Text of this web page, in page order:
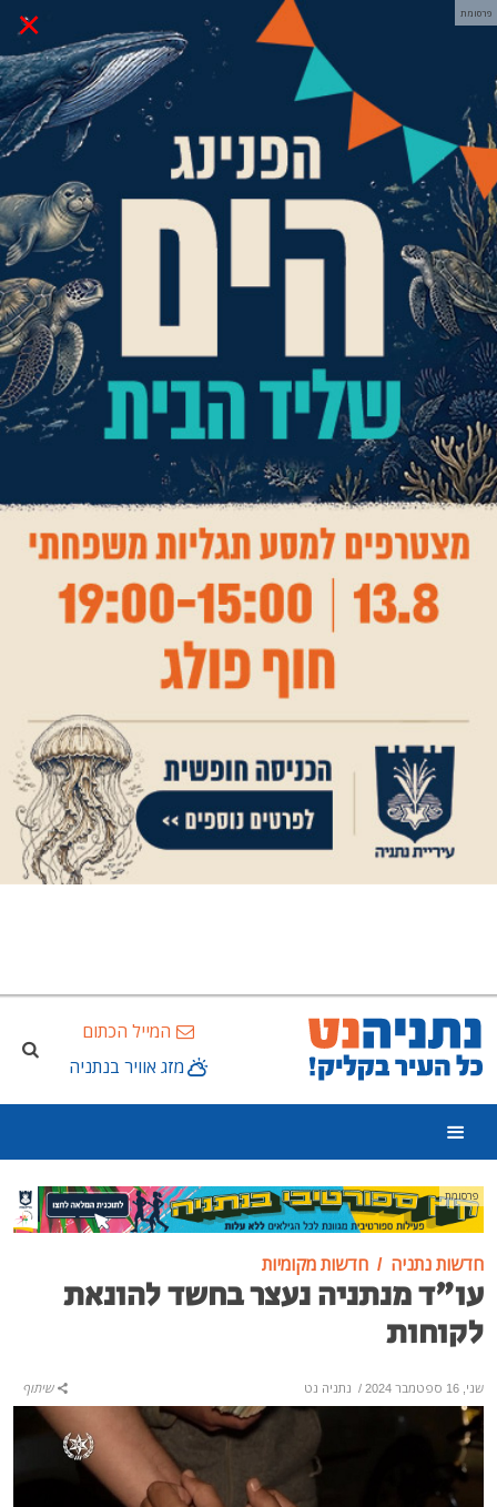
× פרסומת
המייל הכתום
מזג אוויר בנתניה
פרסומת
חדשות נתניה חדשות מקומיות
עו"ד מנתניה נעצר בחשד להונאת
לקוחות
שני, 16 ספטמבר 2024 / נתניה נט שיתוף